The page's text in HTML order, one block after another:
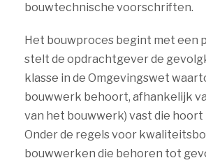
bouwtechnische voorschriften.
Het bouwproces begint met een
stelt de opdrachtgever de
klasse in de Omgevingswet
bouwwerk behoort, afhankelijk
van het bouwwerk) vast die hoort
Onder de regels voor
bouwwerken die behoren tot